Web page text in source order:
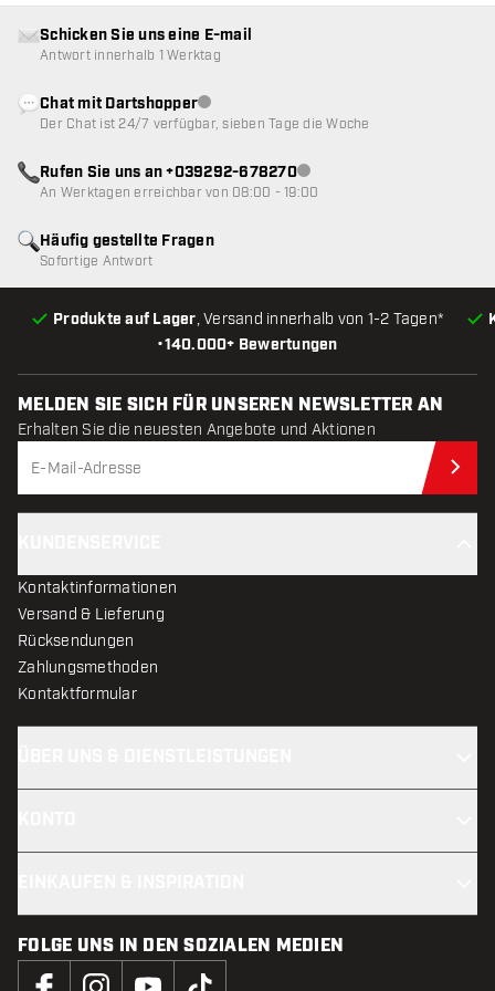
•140.000+ Bewertungen
Produkte auf Lager, Versand innerhalb von 1-2 Tagen*
Häufig gestellte Fragen
Sofortige Antwort
Schicken Sie uns eine E-mail
Antwort innerhalb 1 Werktag
Chat mit DartshopperKundenservice nicht verfügbar
Der Chat ist 24/7 verfügbar, sieben Tage die Woche
Rufen Sie uns an +039292-678270Kundenservice nicht
An Werktagen erreichbar von 08:00 - 19:00
MELDEN SIE SICH FÜR UNSEREN NEWSLETTER AN
Erhalten Sie die neuesten Angebote und Aktionen
Kontaktinformationen
Versand & Lieferung
Rücksendungen
Zahlungsmethoden
Kontaktformular
FOLGE UNS IN DEN SOZIALEN MEDIEN